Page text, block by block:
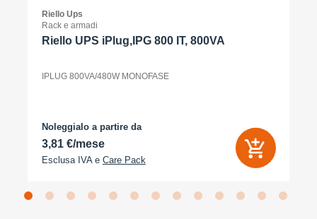
Riello Ups
Rack e armadi
Riello UPS iPlug,IPG 800 IT, 800VA
IPLUG 800VA/480W MONOFASE
Noleggialo a partire da
3,81 €/mese
Esclusa IVA e Care Pack